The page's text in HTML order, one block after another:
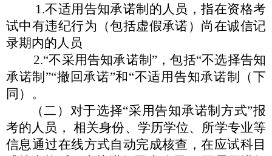
1.不适用告知承诺制的人员，指在资格考
试中有违纪行为 （包括虚假承诺）尚在诚信记
录期内的人员
2.“不采用告知承诺制” ，包括“不选择告知
承诺制”“撤回承诺”和“不适用告知承诺制（下
同）。
（二）对于选择“采用告知承诺制方式”报
考的人员， 相关身份、学历学位、所学专业等
信息通过在线方式自动完成核查，在应试科目